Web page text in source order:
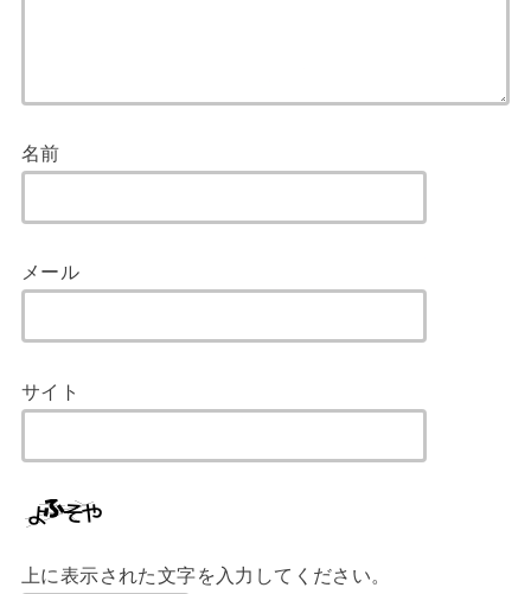
名前
メール
サイト
上に表示された文字を入力してください。